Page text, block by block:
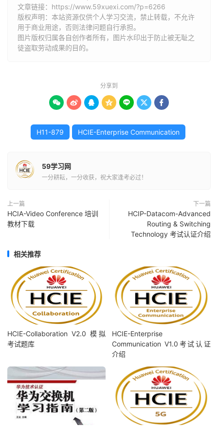
文章链接： https://www.59xuexi.com/?p=6266
版权声明：本站资源仅供个人学习交流，禁止转载，不允许
用于商业用途，否则法律问题自行承担。
图片版权归属各自创作者所有，图片水印出于防止被无耻之
徒盗取劳动成果的目的。
分享到
      
H11-879 HCIE-Enterprise Communication
59学习网
一分耕耘，一分收获，祝大家逢考必过！
上一篇
HCIA-Video Conference 培训
教材下载
下一篇
HCIP-Datacom-Advanced
Routing & Switching
Technology 考试认证介绍
相关推荐
HCIE-Collaboration V2.0 模拟
考试题库
HCIE-Enterprise
Communication V1.0考试认证
介绍